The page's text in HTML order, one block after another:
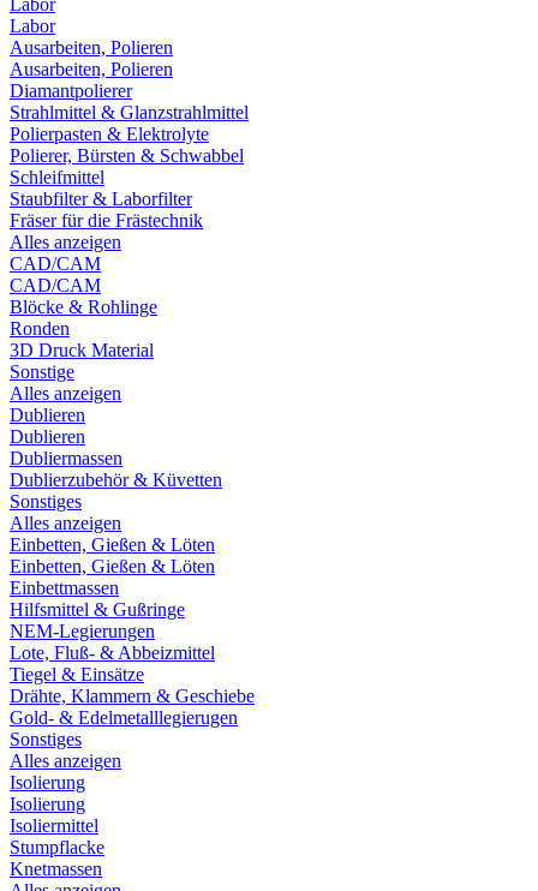
Labor
Labor
Ausarbeiten, Polieren
Ausarbeiten, Polieren
Diamantpolierer
Strahlmittel & Glanzstrahlmittel
Polierpasten & Elektrolyte
Polierer, Bürsten & Schwabbel
Schleifmittel
Staubfilter & Laborfilter
Fräser für die Frästechnik
Alles anzeigen
CAD/CAM
CAD/CAM
Blöcke & Rohlinge
Ronden
3D Druck Material
Sonstige
Alles anzeigen
Dublieren
Dublieren
Dubliermassen
Dublierzubehör & Küvetten
Sonstiges
Alles anzeigen
Einbetten, Gießen & Löten
Einbetten, Gießen & Löten
Einbettmassen
Hilfsmittel & Gußringe
NEM-Legierungen
Lote, Fluß- & Abbeizmittel
Tiegel & Einsätze
Drähte, Klammern & Geschiebe
Gold- & Edelmetalllegierugen
Sonstiges
Alles anzeigen
Isolierung
Isolierung
Isoliermittel
Stumpflacke
Knetmassen